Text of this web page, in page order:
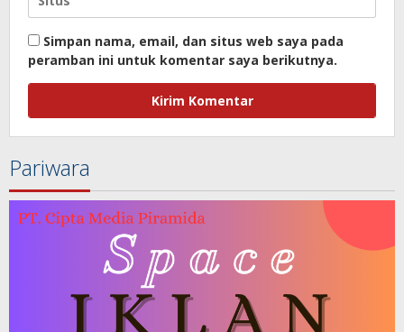
Simpan nama, email, dan situs web saya pada
peramban ini untuk komentar saya berikutnya.
Pariwara